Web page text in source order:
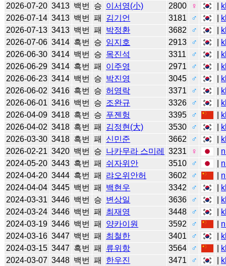
2026-07-20 3413 백번 승 이서영(小) 2800 ♀
2026-07-14 3413 백번 패 김기언 3181 ♂
2026-07-13 3413 백번 패 박정환 3682 ♂
2026-07-06 3414 흑번 승 임지호 2913 ♂
2026-06-30 3414 백번 승 목진석 3311 ♂
2026-06-29 3414 흑번 패 이주영 2971 ♂
2026-06-23 3414 백번 승 박진영 3045 ♂
2026-06-02 3416 흑번 승 허영락 3371 ♂
2026-06-01 3416 백번 승 조완규 3326 ♂
2026-04-09 3418 흑번 승 푸젠헝 3395 ♂
2026-04-02 3418 흑번 패 김정현(大) 3530 ♂
2026-03-30 3418 흑번 패 신민준 3662 ♂
2026-02-21 3420 백번 승 나카무라 스미레 3231 ♀
2024-05-20 3443 흑번 패 쉬자위안 3510 ♂
2024-04-20 3444 흑번 패 랴오위안허 3602 ♂
2024-04-04 3445 백번 패 백현우 3342 ♂
2024-03-31 3446 백번 승 변상일 3636 ♂
2024-03-24 3446 백번 패 최재영 3448 ♂
2024-03-19 3446 백번 패 양카이원 3592 ♂
2024-03-16 3447 백번 패 최철한 3401 ♂
2024-03-15 3447 흑번 패 류위항 3564 ♂
2024-03-07 3448 백번 패 한우진 3471 ♂